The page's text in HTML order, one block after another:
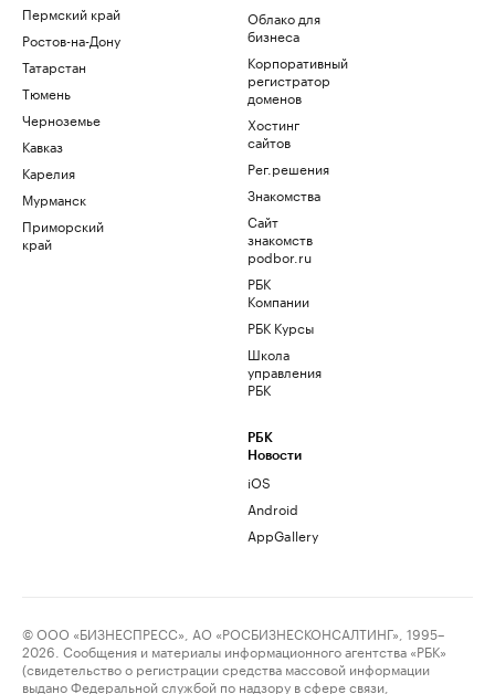
Пермский край
Ростов-на-Дону
Татарстан
Тюмень
Черноземье
Кавказ
Карелия
Мурманск
Приморский
край
Облако для
бизнеса
Корпоративный
регистратор
доменов
Хостинг
сайтов
Рег.решения
Знакомства
Сайт
знакомств
podbor.ru
РБК
Компании
РБК Курсы
Школа
управления
РБК
РБК
Новости
iOS
Android
AppGallery
© ООО «БИЗНЕСПРЕСС», АО «РОСБИЗНЕСКОНСАЛТИНГ», 1995–
2026. Сообщения и материалы информационного агентства «РБК»
(свидетельство о регистрации средства массовой информации
выдано Федеральной службой по надзору в сфере связи,